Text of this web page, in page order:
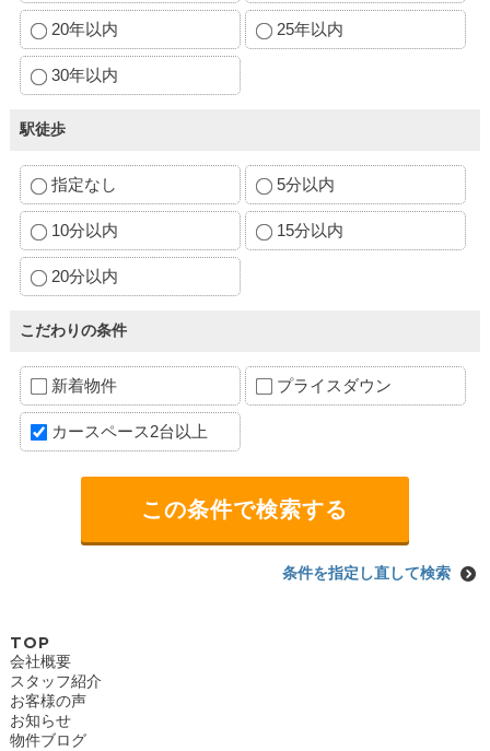
20年以内 25年以内
30年以内
駅徒歩
指定なし 5分以内
10分以内 15分以内
20分以内
こだわりの条件
新着物件 プライスダウン
カースペース2台以上
条件を指定し直して検索
TOP
会社概要
スタッフ紹介
お客様の声
お知らせ
物件ブログ